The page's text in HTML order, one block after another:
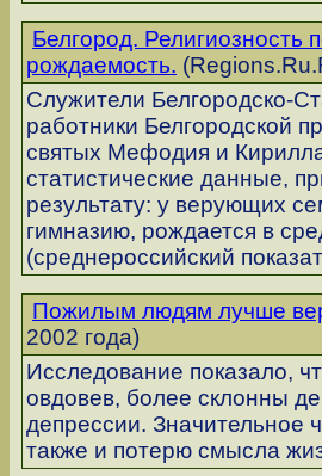
Белгород. Религиозность
рождаемость.
Служители Белгородско-
работники Белгородской
святых Мефодия и
статистические данные,
результату: у верующих
гимназию, рождается в
(среднероссийский
Пожилым людям лучше
2002 года)
Исследование показало,
овдовев, более склонны
депрессии. Значительное
также и потерю смысла